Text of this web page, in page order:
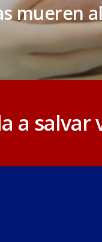
mueren
a salvar